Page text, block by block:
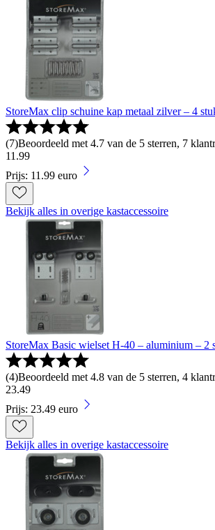
StoreMax clip schuine kap metaal zilver – 4
(7)Beoordeeld met 4.7 van de 5 sterren, 7
11 .99
Prijs: 11.99 euro
Bekijk alles in overige kastaccessoire
StoreMax Basic wielset H-40 – aluminium – 2
(4)Beoordeeld met 4.8 van de 5 sterren, 4
23.49
Prijs: 23.49 euro
Bekijk alles in overige kastaccessoire